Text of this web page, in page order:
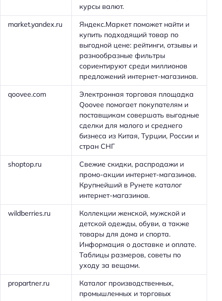
курсы валют.
market.yandex.ru
Яндекс.Маркет поможет найти и
купить подходящий товар по
выгодной цене: рейтинги, отзывы и
разнообразные фильтры
сориентируют среди миллионов
предложений интернет-магазинов.
qoovee.com
Электронная торговая площадка
Qoovee помогает покупателям и
поставщикам совершать выгодные
сделки для малого и среднего
бизнеса из Китая, Турции, России и
стран СНГ
shoptop.ru
Свежие скидки, распродажи и
промо-акции интернет-магазинов.
Крупнейший в Рунете каталог
интернет-магазинов.
wildberries.ru
Коллекции женской, мужской и
детской одежды, обуви, а также
товары для дома и спорта.
Информация о доставке и оплате.
Таблицы размеров, советы по
уходу за вещами.
propartner.ru
Каталог производственных,
промышленных и торговых